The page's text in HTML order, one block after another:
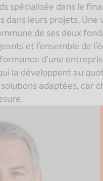
spécialisée dans le
dans leurs projets.
de ses deux
et l’ensemble de
d'une
la développent au
adaptées, car